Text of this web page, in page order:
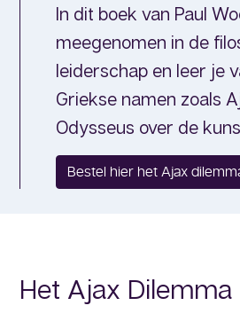
In dit boek van Paul
meegenomen in de
leiderschap en leer je
Griekse namen zoals
Odysseus over de
Bestel hier het Ajax
Het Ajax Dilemma